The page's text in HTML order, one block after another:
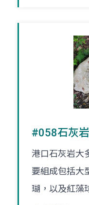
#058石灰岩
港口石灰岩大
要組成包括大
瑚，以及紅藻